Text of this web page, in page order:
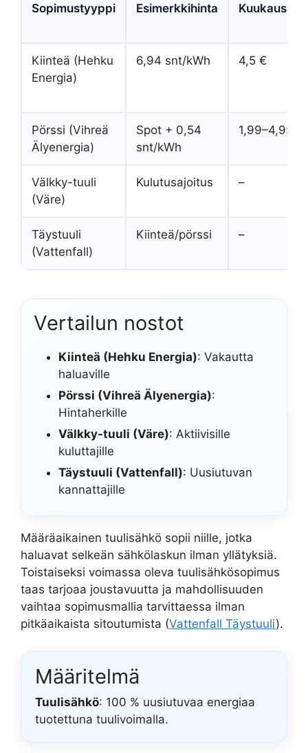
Sopimustyyppi Esimerkkihinta
Kiinteä (Hehku
Energia)
6,94 snt/kWh 4,5 €
Pörssi (Vihreä
Älyenergia)
Spot + 0,54
snt/kWh
1,99–4,95 €
Välkky-tuuli
(Väre)
Kulutusajoitus –
Täystuuli
(Vattenfall)
Kiinteä/pörssi –
Vertailun nostot
Kiinteä (Hehku Energia): Vakautta
haluaville
Pörssi (Vihreä Älyenergia):
Hintaherkille
Välkky-tuuli (Väre): Aktiivisille
kuluttajille
Täystuuli (Vattenfall): Uusiutuvan
kannattajille
Määräaikainen tuulisähkö sopii niille, jotka
haluavat selkeän sähkölaskun ilman yllätyksiä.
Toistaiseksi voimassa oleva tuulisähkösopimus
taas tarjoaa joustavuutta ja mahdollisuuden
vaihtaa sopimusmallia tarvittaessa ilman
pitkäaikaista sitoutumista (Vattenfall Täystuuli).
Määritelmä
Tuulisähkö: 100 % uusiutuvaa energiaa
tuotettuna tuulivoimalla.